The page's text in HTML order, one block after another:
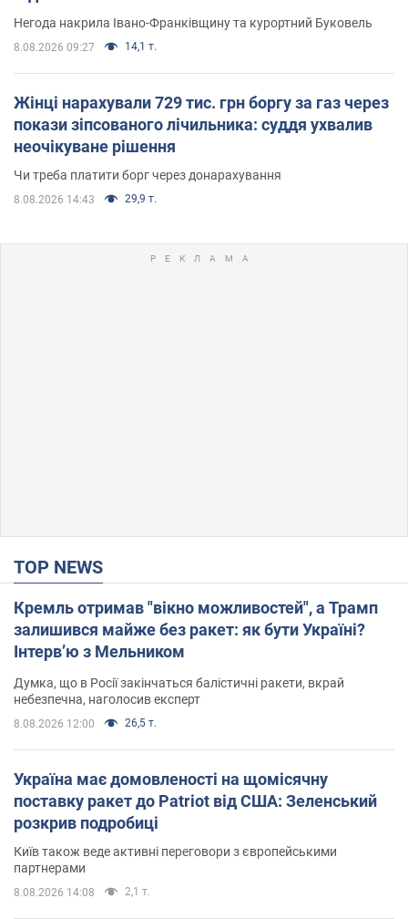
Негода накрила Івано-Франківщину та курортний Буковель
8.08.2026 09:27 14,1 т.
Жінці нарахували 729 тис. грн боргу за газ через
покази зіпсованого лічильника: суддя ухвалив
неочікуване рішення
Чи треба платити борг через донарахування
8.08.2026 14:43 29,9 т.
TOP NEWS
Кремль отримав "вікно можливостей", а Трамп
залишився майже без ракет: як бути Україні?
Інтерв’ю з Мельником
Думка, що в Росії закінчаться балістичні ракети, вкрай
небезпечна, наголосив експерт
8.08.2026 12:00 26,5 т.
Україна має домовленості на щомісячну
поставку ракет до Patriot від США: Зеленський
розкрив подробиці
Київ також веде активні переговори з європейськими
партнерами
8.08.2026 14:08 2,1 т.